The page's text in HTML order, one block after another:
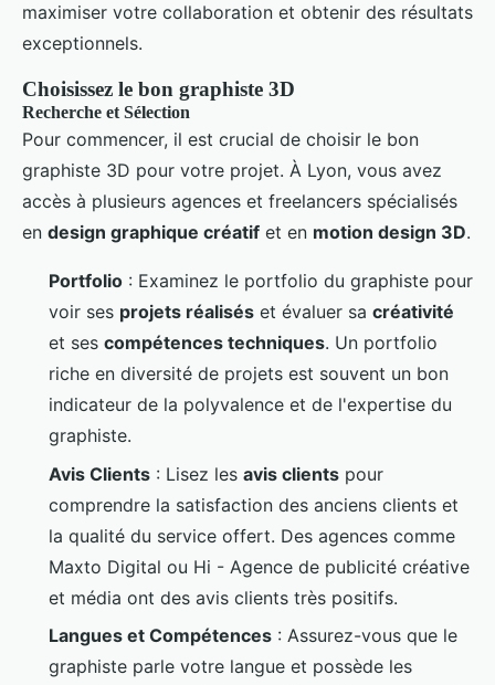
maximiser votre collaboration et obtenir des résultats
exceptionnels.
Choisissez le bon graphiste 3D
Recherche et Sélection
Pour commencer, il est crucial de choisir le bon
graphiste 3D pour votre projet. À Lyon, vous avez
accès à plusieurs agences et freelancers spécialisés
en design graphique créatif et en motion design 3D.
Portfolio : Examinez le portfolio du graphiste pour
voir ses projets réalisés et évaluer sa créativité
et ses compétences techniques. Un portfolio
riche en diversité de projets est souvent un bon
indicateur de la polyvalence et de l'expertise du
graphiste.
Avis Clients : Lisez les avis clients pour
comprendre la satisfaction des anciens clients et
la qualité du service offert. Des agences comme
Maxto Digital ou Hi - Agence de publicité créative
et média ont des avis clients très positifs.
Langues et Compétences : Assurez-vous que le
graphiste parle votre langue et possède les